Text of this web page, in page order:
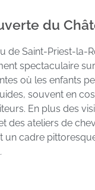
du
de Saint-Priest-la-
spectaculaire
où les enfants
souvent en
En plus des
des ateliers de
un cadre